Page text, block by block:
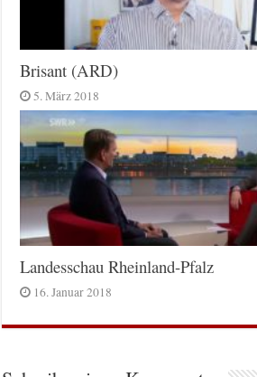
Brisant (ARD)
5. März 2018
Landesschau Rheinland-Pfalz
16. Januar 2018